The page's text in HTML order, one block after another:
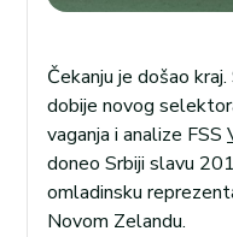
Čekanju je došao
dobije novog
vaganja i analize FSS
doneo Srbiji slavu
omladinsku
Novom Zelandu.